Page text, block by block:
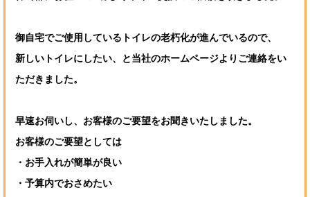
御自宅でご使用しているトイレの老朽化が進んでいるので、
新しいトイレにしたい、と当社のホームページよりご連絡をい
ただきました。
早速お伺いし、お客様のご要望をお聞きいたしました。
お客様のご要望としては
・お手入れが簡単が良い
・予算内でおさめたい